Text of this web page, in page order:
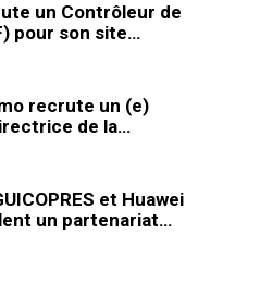
un Contrôleur de
pour son site…
recrute un (e)
de la…
et Huawei
un partenariat…